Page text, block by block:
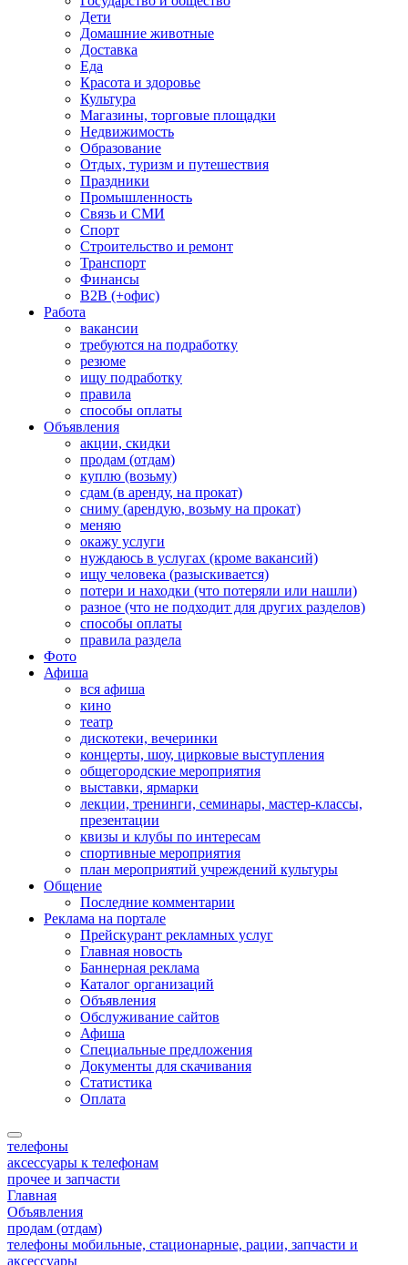
Дети
Домашние животные
Доставка
Еда
Красота и здоровье
Культура
Магазины, торговые площадки
Недвижимость
Образование
Отдых, туризм и путешествия
Праздники
Промышленность
Связь и СМИ
Спорт
Строительство и ремонт
Транспорт
Финансы
B2B (+офис)
Работа
вакансии
требуются на подработку
резюме
ищу подработку
правила
способы оплаты
Объявления
акции, скидки
продам (отдам)
куплю (возьму)
сдам (в аренду, на прокат)
сниму (арендую, возьму на прокат)
меняю
окажу услуги
нуждаюсь в услугах (кроме вакансий)
ищу человека (разыскивается)
потери и находки (что потеряли или нашли)
разное (что не подходит для других разделов)
способы оплаты
правила раздела
Фото
Афиша
вся афиша
кино
театр
дискотеки, вечеринки
концерты, шоу, цирковые выступления
общегородские мероприятия
выставки, ярмарки
лекции, тренинги, семинары, мастер-классы,
презентации
квизы и клубы по интересам
спортивные мероприятия
план мероприятий учреждений культуры
Общение
Последние комментарии
Реклама на портале
Прейскурант рекламных услуг
Главная новость
Баннерная реклама
Каталог организаций
Объявления
Обслуживание сайтов
Афиша
Специальные предложения
Документы для скачивания
Статистика
Оплата
телефоны
аксессуары к телефонам
прочее и запчасти
Главная
Объявления
продам (отдам)
телефоны мобильные, стационарные, рации, запчасти и
аксессуары